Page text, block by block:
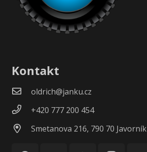
Kontakt
oldrich@janku.cz
+420 777 200 454
Smetanova 216, 790 70 Javorník